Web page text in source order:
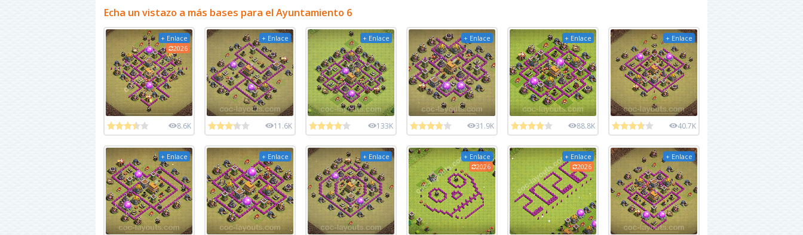
Echa un vistazo a más bases para el Ayuntamiento 6
+ Enlace
2026
8.6K
+ Enlace
11.6K
+ Enlace
133K
+ Enlace
31.9K
+ Enlace
88.8K
+ Enlace
40.7K
+ Enlace + Enlace + Enlace
+ Enlace
2026
+ Enlace
2026
+ Enlace